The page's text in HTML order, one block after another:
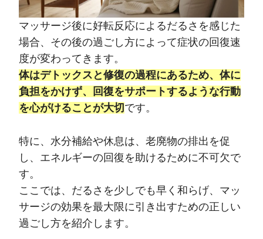
マッサージ後に好転反応によるだるさを感じた
場合、その後の過ごし方によって症状の回復速
度が変わってきます。
体はデトックスと修復の過程にあるため、体に
負担をかけず、回復をサポートするような行動
を心がけることが大切 です。
特に、水分補給や休息は、老廃物の排出を促
し、エネルギーの回復を助けるために不可欠で
す。
ここでは、だるさを少しでも早く和らげ、マッ
サージの効果を最大限に引き出すための正しい
過ごし方を紹介します。